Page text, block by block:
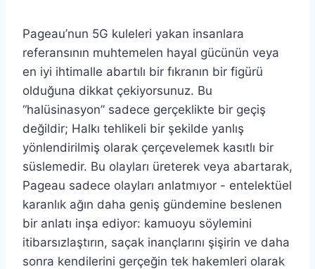
Pageau’nun 5G kuleleri yakan insanlara
referansının muhtemelen hayal gücünün veya
en iyi ihtimalle abartılı bir fıkranın bir figürü
olduğuna dikkat çekiyorsunuz. Bu
“halüsinasyon” sadece gerçeklikte bir geçiş
değildir; Halkı tehlikeli bir şekilde yanlış
yönlendirilmiş olarak çerçevelemek kasıtlı bir
süslemedir. Bu olayları üreterek veya abartarak,
Pageau sadece olayları anlatmıyor - entelektüel
karanlık ağın daha geniş gündemine beslenen
bir anlatı inşa ediyor: kamuoyu söylemini
itibarsızlaştırın, saçak inançlarını şişirin ve daha
sonra kendilerini gerçeğin tek hakemleri olarak